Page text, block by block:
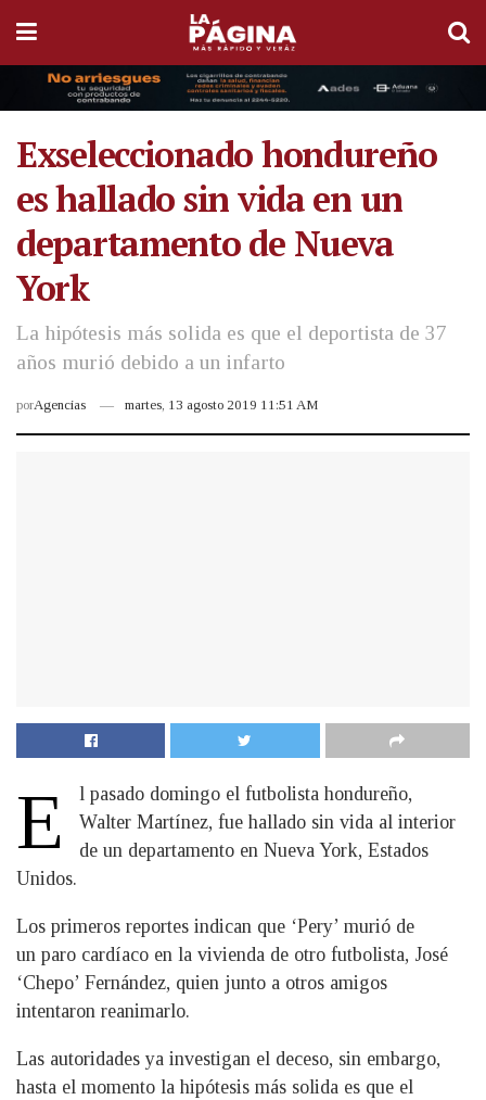
Exseleccionado hondureño
es hallado sin vida en un
departamento de Nueva
York
La hipótesis más solida es que el deportista de 37
años murió debido a un infarto
porAgencias martes, 13 agosto 2019 11:51 AM
E
l pasado domingo el futbolista hondureño,
Walter Martínez, fue hallado sin vida al interior
de un departamento en Nueva York, Estados
Unidos.
Los primeros reportes indican que ‘Pery’ murió de
un paro cardíaco en la vivienda de otro futbolista, José
‘Chepo’ Fernández, quien junto a otros amigos
intentaron reanimarlo.
Las autoridades ya investigan el deceso, sin embargo,
hasta el momento la hipótesis más solida es que el